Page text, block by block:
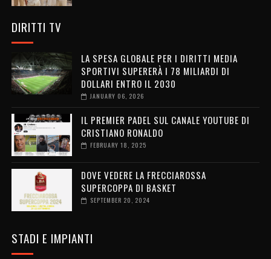
DIRITTI TV
LA SPESA GLOBALE PER I DIRITTI MEDIA
SPORTIVI SUPERERÀ I 78 MILIARDI DI
DOLLARI ENTRO IL 2030
JANUARY 06, 2026
IL PREMIER PADEL SUL CANALE YOUTUBE DI
CRISTIANO RONALDO
FEBRUARY 18, 2025
DOVE VEDERE LA FRECCIAROSSA
SUPERCOPPA DI BASKET
SEPTEMBER 20, 2024
STADI E IMPIANTI